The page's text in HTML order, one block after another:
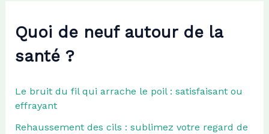
Quoi de neuf autour de la
santé ?
Le bruit du fil qui arrache le poil : satisfaisant ou
effrayant
Rehaussement des cils : sublimez votre regard de